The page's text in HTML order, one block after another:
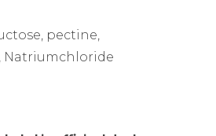
pectine,
Natriumchloride